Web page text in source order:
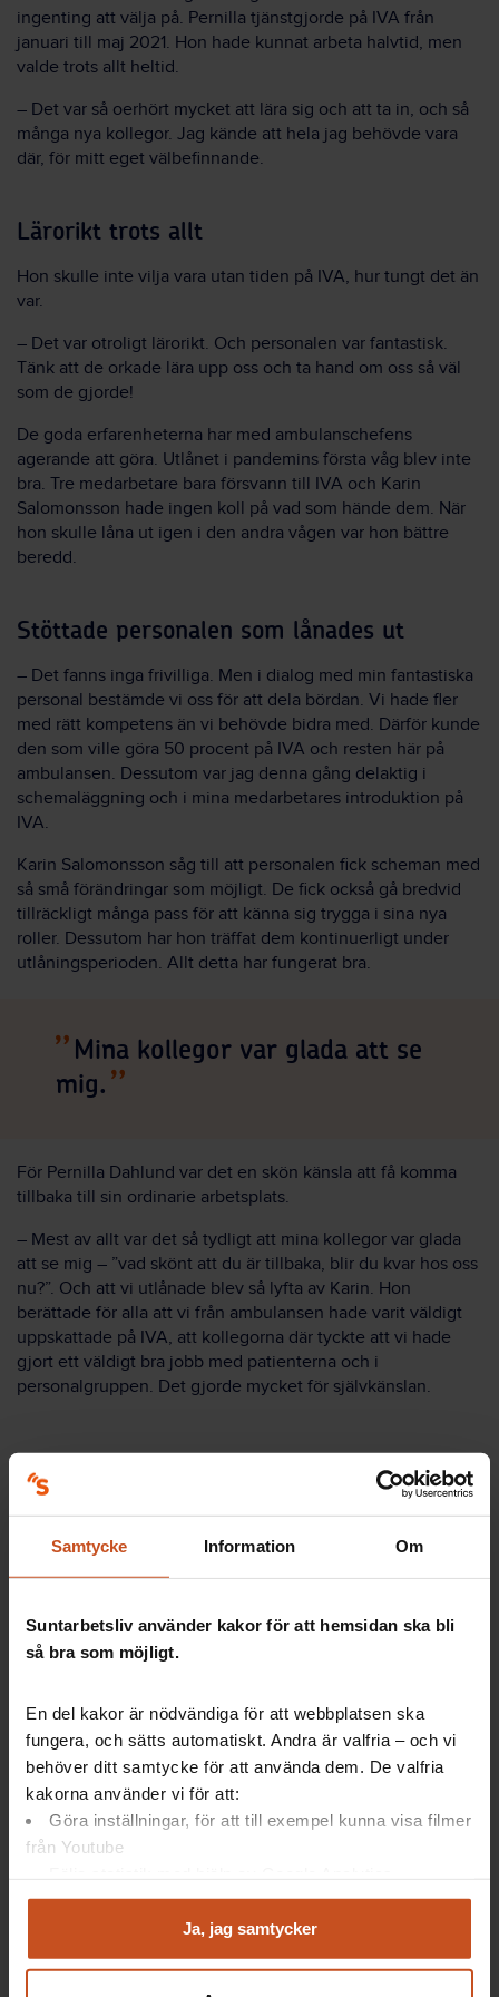
Samtycke Information Om
Suntarbetsliv använder kakor för att hemsidan ska bli
så bra som möjligt.
En del kakor är nödvändiga för att webbplatsen ska
fungera, och sätts automatiskt. Andra är valfria – och vi
behöver ditt samtycke för att använda dem. De valfria
kakorna använder vi för att:
Göra inställningar, för att till exempel kunna visa filmer
från Youtube
Analysera trafik för att kunna visa riktad information
Du kan när som helst återta ditt godkännande genom att
Ja, jag samtycker
ingenting att välja på. Pernilla tjänstgjorde på IVA från
januari till maj 2021. Hon hade kunnat arbeta halvtid, men
valde trots allt heltid.
– Det var så oerhört mycket att lära sig och att ta in, och så
många nya kollegor. Jag kände att hela jag behövde vara
där, för mitt eget välbefinnande.
Lärorikt trots allt
Hon skulle inte vilja vara utan tiden på IVA, hur tungt det än
var.
– Det var otroligt lärorikt. Och personalen var fantastisk.
Tänk att de orkade lära upp oss och ta hand om oss så väl
som de gjorde!
De goda erfarenheterna har med ambulanschefens
agerande att göra. Utlånet i pandemins första våg blev inte
bra. Tre medarbetare bara försvann till IVA och Karin
Salomonsson hade ingen koll på vad som hände dem. När
hon skulle låna ut igen i den andra vågen var hon bättre
beredd.
Stöttade personalen som lånades ut
– Det fanns inga frivilliga. Men i dialog med min fantastiska
personal bestämde vi oss för att dela bördan. Vi hade fler
med rätt kompetens än vi behövde bidra med. Därför kunde
den som ville göra 50 procent på IVA och resten här på
ambulansen. Dessutom var jag denna gång delaktig i
schemaläggning och i mina medarbetares introduktion på
IVA.
Karin Salomonsson såg till att personalen fick scheman med
så små förändringar som möjligt. De fick också gå bredvid
tillräckligt många pass för att känna sig trygga i sina nya
roller. Dessutom har hon träffat dem kontinuerligt under
utlåningsperioden. Allt detta har fungerat bra.
Mina kollegor var glada att se
mig.
För Pernilla Dahlund var det en skön känsla att få komma
tillbaka till sin ordinarie arbetsplats.
– Mest av allt var det så tydligt att mina kollegor var glada
att se mig – ”vad skönt att du är tillbaka, blir du kvar hos oss
nu?”. Och att vi utlånade blev så lyfta av Karin. Hon
berättade för alla att vi från ambulansen hade varit väldigt
uppskattade på IVA, att kollegorna där tyckte att vi hade
gjort ett väldigt bra jobb med patienterna och i
personalgruppen. Det gjorde mycket för självkänslan.
Under pandemin lånades en del personal ut till IVA
Nu börjar de utlånade komma tillbaka till sina vanliga
avdelningar.
På Skaraborgs sjukhus i Skövde använder cheferna
en mall för de som kommer tillbaka.
I mallen får chefen stöd för hur samtalet ska
genomföras.
Syftet är att medarbetaren ska känna sig inkluderad i